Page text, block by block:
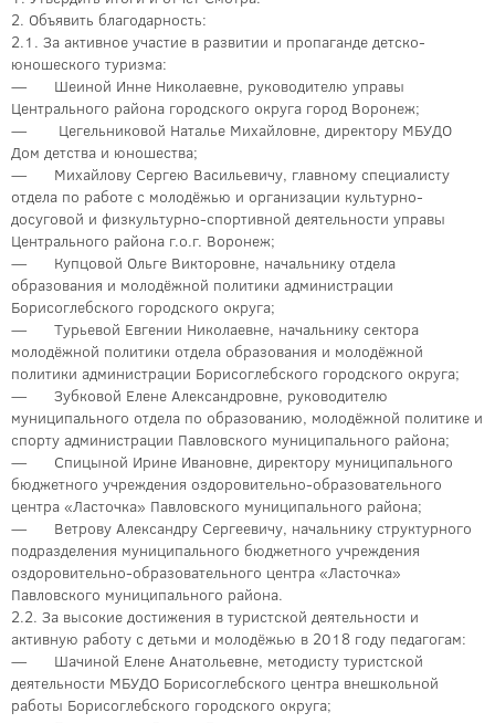
2. Объявить благодарность:
2.1. За активное участие в развитии и пропаганде детско-
юношеского туризма:
— Шеиной Инне Николаевне, руководителю управы
Центрального района городского округа город Воронеж;
— Цегельниковой Наталье Михайловне, директору МБУДО
Дом детства и юношества;
— Михайлову Сергею Васильевичу, главному специалисту
отдела по работе с молодёжью и организации культурно-
досуговой и физкультурно-спортивной деятельности управы
Центрального района г.о.г. Воронеж;
— Купцовой Ольге Викторовне, начальнику отдела
образования и молодёжной политики администрации
Борисоглебского городского округа;
— Турьевой Евгении Николаевне, начальнику сектора
молодёжной политики отдела образования и молодёжной
политики администрации Борисоглебского городского округа;
— Зубковой Елене Александровне, руководителю
муниципального отдела по образованию, молодёжной политике и
спорту администрации Павловского муниципального района;
— Спицыной Ирине Ивановне, директору муниципального
бюджетного учреждения оздоровительно-образовательного
центра «Ласточка» Павловского муниципального района;
— Ветрову Александру Сергеевичу, начальнику структурного
подразделения муниципального бюджетного учреждения
оздоровительно-образовательного центра «Ласточка»
Павловского муниципального района.
2.2. За высокие достижения в туристской деятельности и
активную работу с детьми и молодёжью в 2018 году педагогам:
— Шачиной Елене Анатольевне, методисту туристской
деятельности МБУДО Борисоглебского центра внешкольной
работы Борисоглебского городского округа;